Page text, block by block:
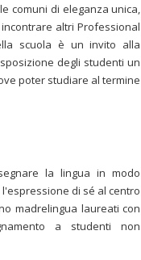
comuni di eleganza unica,
altri Professional
scuola è un invito alla
degli studenti un
poter studiare al termine
la lingua in modo
di sé al centro
madrelingua laureati con
a studenti non